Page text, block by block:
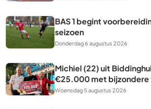
BAS 1 begint
seizoen
Donderdag 6 augustus 2026
Michiel (22) uit
€25.000 met bijzondere
Woensdag 5 augustus 2026